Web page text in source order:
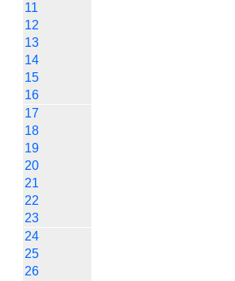
11
12
13
14
15
16
17
18
19
20
21
22
23
24
25
26